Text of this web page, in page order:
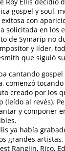
gospel y soul,
con
solicitada en los
de Symarip no
y líder,
que siguió
cantando
comenzó
creado por los
(leído al revés).
y componer
ya había
grandes
Ranglin, Rico,